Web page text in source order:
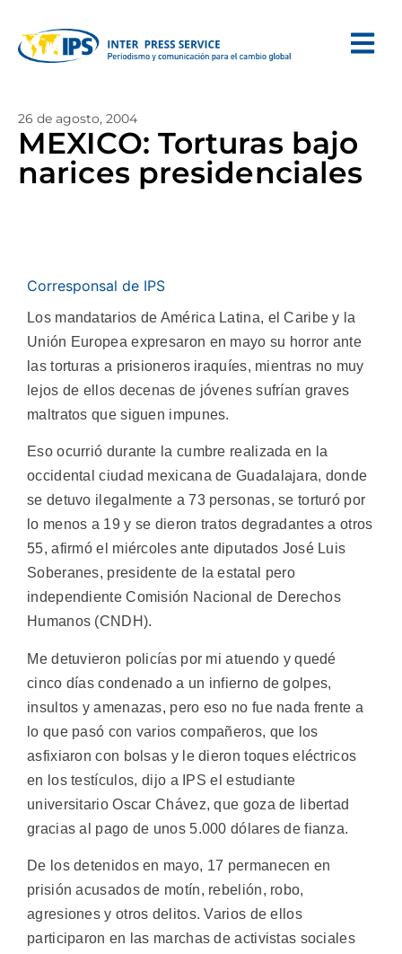
26 de agosto, 2004
MEXICO: Torturas bajo
narices presidenciales
Corresponsal de IPS
Los mandatarios de América Latina, el Caribe y la
Unión Europea expresaron en mayo su horror ante
las torturas a prisioneros iraquíes, mientras no muy
lejos de ellos decenas de jóvenes sufrían graves
maltratos que siguen impunes.
Eso ocurrió durante la cumbre realizada en la
occidental ciudad mexicana de Guadalajara, donde
se detuvo ilegalmente a 73 personas, se torturó por
lo menos a 19 y se dieron tratos degradantes a otros
55, afirmó el miércoles ante diputados José Luis
Soberanes, presidente de la estatal pero
independiente Comisión Nacional de Derechos
Humanos (CNDH).
Me detuvieron policías por mi atuendo y quedé
cinco días condenado a un infierno de golpes,
insultos y amenazas, pero eso no fue nada frente a
lo que pasó con varios compañeros, que los
asfixiaron con bolsas y le dieron toques eléctricos
en los testículos, dijo a IPS el estudiante
universitario Oscar Chávez, que goza de libertad
gracias al pago de unos 5.000 dólares de fianza.
De los detenidos en mayo, 17 permanecen en
prisión acusados de motín, rebelión, robo,
agresiones y otros delitos. Varios de ellos
participaron en las marchas de activistas sociales